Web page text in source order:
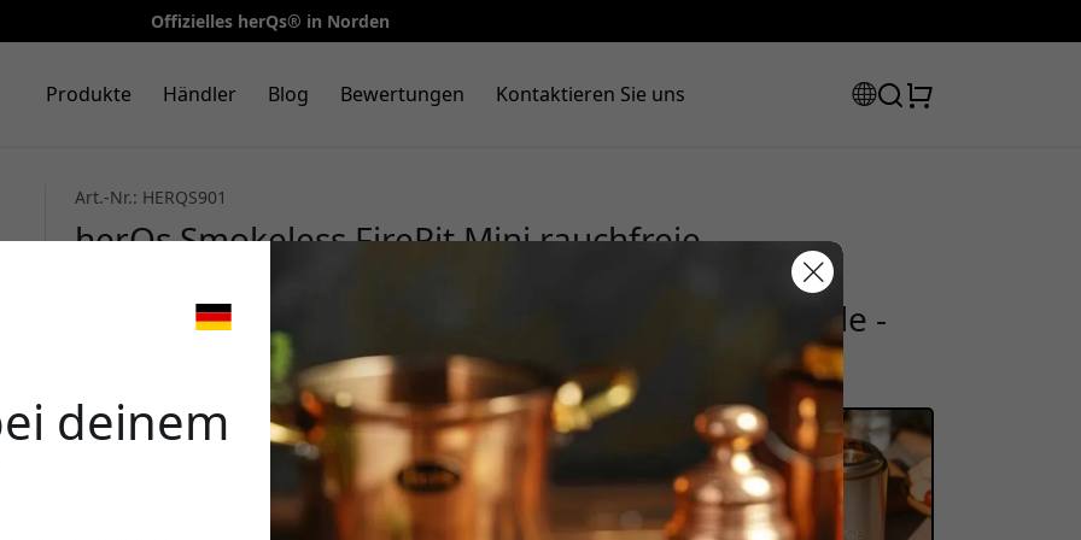
Offizielles herQs® in Norden
Produkte Händler Blog Bewertungen Kontaktieren Sie uns
Art.-Nr.: HERQS901
herQs Smokeless FirePit Mini rauchfreie
Brennstoffkompatibilität und Aufbewahrungshülle -
deinem
Verwende diesen Code an der Kasse, um 8% Rabatt zu